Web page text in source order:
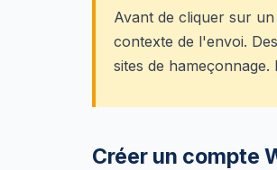
Avant de cliquer sur
contexte de l'envoi.
sites de
Créer un compte